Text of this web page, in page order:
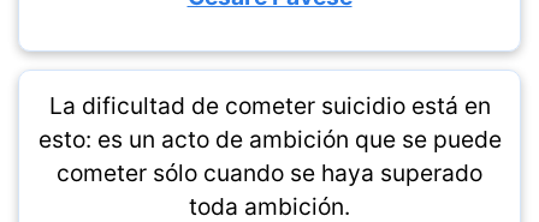
La dificultad de cometer suicidio está en
esto: es un acto de ambición que se puede
cometer sólo cuando se haya superado
toda ambición.